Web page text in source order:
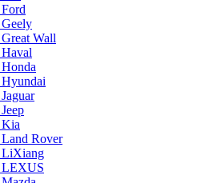
Wall
Rover
LiXiang
LEXUS